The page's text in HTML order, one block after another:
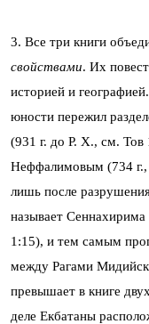
3. Все три книги
свойствами. Их
историей и
юности пережил
(931 г. до Р. Х., см. Тов
Неффалимовым (734 г.,
лишь после
называет
1:15), и тем самым
между Рагами
превышает в книге
деле Екбатаны